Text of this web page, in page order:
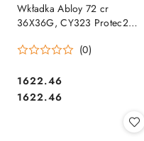
Wkładka Abloy 72 cr
36X36G, CY323 Protec2
(0)
Cena:
1622.46
Cena:
1622.46